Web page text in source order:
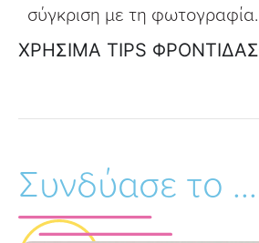
σύγκριση με τη φωτογραφία.
ΧΡΗΣΙΜΑ TIPS ΦΡΟΝΤΙΔΑΣ
Συνδύασε το ...